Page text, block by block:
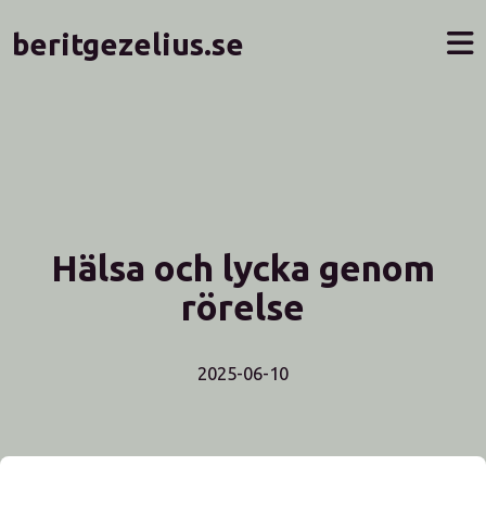
beritgezelius.se
Hälsa och lycka genom
rörelse
2025-06-10